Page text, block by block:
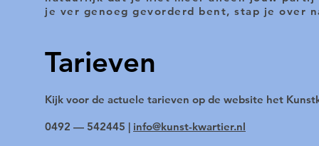
je ver genoeg gevorderd bent, stap je over
Tarieven
Kijk voor de actuele tarieven op de website het
0492 — 542445 | info@kunst-kwartier.nl